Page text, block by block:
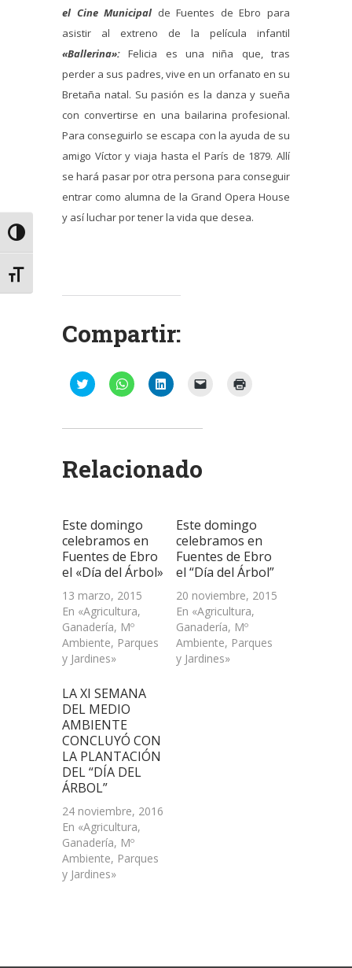
Alternar alto contraste
Alternar tamaño de letra
el Cine Municipal de Fuentes de Ebro para
asistir al extreno de la película infantil
«Ballerina»:Felicia es una niña que, tras
perder a sus padres, vive en un orfanato en su
Bretaña natal. Su pasión es la danza y sueña
con convertirse en una bailarina profesional.
Para conseguirlo se escapa con la ayuda de su
amigo Víctor y viaja hasta el París de 1879. Allí
se hará pasar por otra persona para conseguir
entrar como alumna de la Grand Opera House
y así luchar por tener la vida que desea.
Compartir:
Haz
clic
Twitter
en
una
Haz
clic
WhatsApp
en
una
Haz
clic
LinkedIn
en
una
en
una
ventana
nueva)
Relacionado
Este domingo
celebramos en
Fuentes de Ebro
el «Día del Árbol»
13 marzo, 2015
En «Agricultura,
Ganadería, Mº
Ambiente, Parques
y Jardines»
Este domingo
celebramos en
Fuentes de Ebro
el “Día del Árbol”
20 noviembre, 2015
En «Agricultura,
Ganadería, Mº
Ambiente, Parques
y Jardines»
LA XI SEMANA
DEL MEDIO
AMBIENTE
CONCLUYÓ CON
LA PLANTACIÓN
DEL “DÍA DEL
ÁRBOL”
24 noviembre, 2016
En «Agricultura,
Ganadería, Mº
Ambiente, Parques
y Jardines»